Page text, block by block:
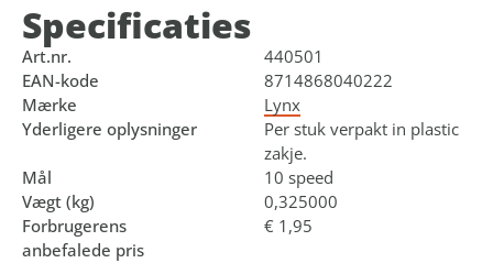
Specificaties
Art.nr.
440501
EAN-kode
8714868040222
Mærke
Lynx
Yderligere oplysninger
Per stuk verpakt in plastic
zakje.
Mål
10 speed
Vægt (kg)
0,325000
Forbrugerens
anbefalede pris
€ 1,95